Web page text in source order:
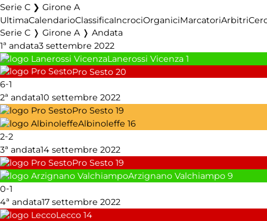
Serie C ❯ Girone A
UltimaCalendarioClassificaIncrociOrganiciMarcatoriArbitri
Serie C ❭ Girone A ❭ Andata
1ª andata3 settembre 2022
Lanerossi Vicenza 1
Pro Sesto 20
6-1
2ª andata10 settembre 2022
Pro Sesto 19
Albinoleffe 16
2-2
3ª andata14 settembre 2022
Pro Sesto 19
Arzignano Valchiampo 9
0-1
4ª andata17 settembre 2022
Lecco 14